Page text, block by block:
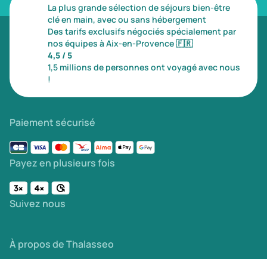
La plus grande sélection de séjours bien-être
clé en main, avec ou sans hébergement
Des tarifs exclusifs négociés spécialement par
nos équipes à Aix-en-Provence🇫🇷
4,5 / 5
1,5 millions de personnes ont voyagé avec nous
!
Paiement sécurisé
Payez en plusieurs fois
Suivez nous
À propos de Thalasseo